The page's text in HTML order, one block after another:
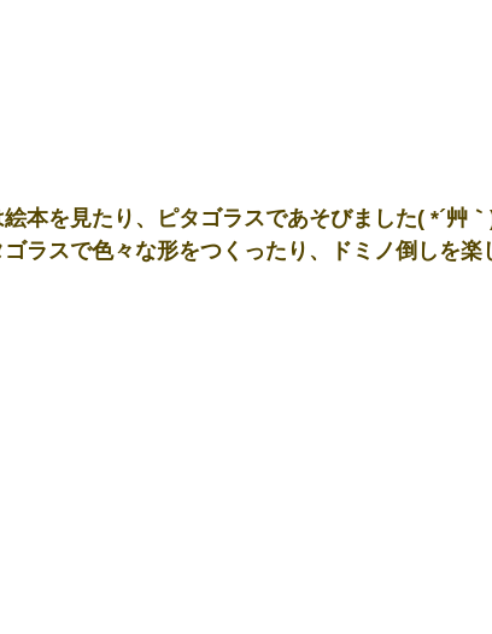
本を見たり、ピタゴラスであそびました( *´艸｀
ゴラスで色々な形をつくったり、ドミノ倒しを